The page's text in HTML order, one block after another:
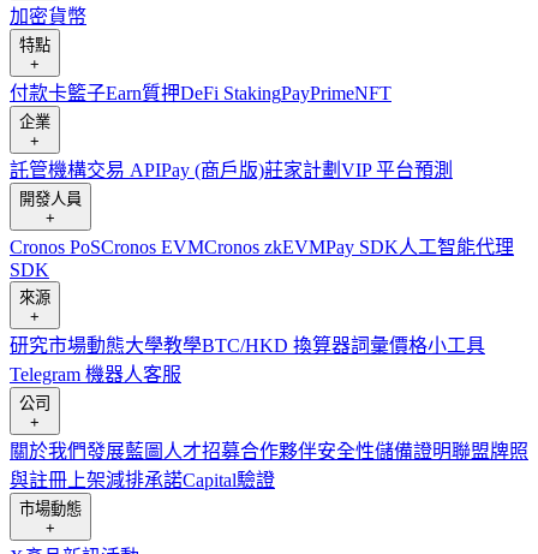
加密貨幣
特點
+
付款卡籃子Earn質押DeFi StakingPayPrimeNFT
企業
+
託管機構交易 APIPay (商戶版)莊家計劃 VIP 平台預測
開發人員
+
Cronos PoSCronos EVMCronos zkEVMPay SDK人工智能代理
SDK
來源
+
研究市場動態大學教學BTC/HKD 換算器詞彙價格小工具
Telegram 機器人客服
公司
+
關於我們發展藍圖 人才招募合作夥伴安全性儲備證明聯盟牌照
與註冊 上架減排承諾Capital驗證
市場動態
+